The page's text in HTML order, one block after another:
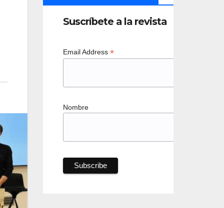
Suscríbete a la revista
Email Address *
Nombre